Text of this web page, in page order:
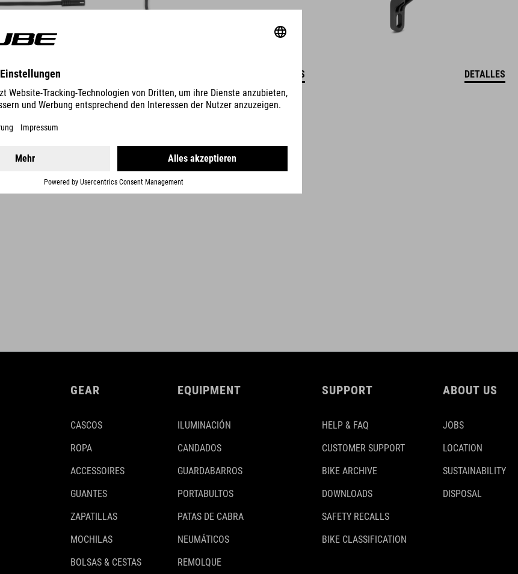
DETALLES DETALLES
GEAR
CASCOS
ROPA
ACCESSOIRES
GUANTES
ZAPATILLAS
MOCHILAS
BOLSAS & CESTAS
EQUIPMENT
ILUMINACIÓN
CANDADOS
GUARDABARROS
PORTABULTOS
PATAS DE CABRA
NEUMÁTICOS
REMOLQUE
SUPPORT
HELP & FAQ
CUSTOMER SUPPORT
BIKE ARCHIVE
DOWNLOADS
SAFETY RECALLS
BIKE CLASSIFICATION
ABOUT US
JOBS
LOCATION
SUSTAINABILITY
DISPOSAL